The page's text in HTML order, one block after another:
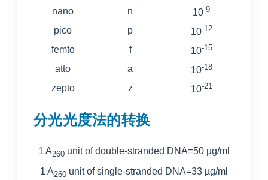
nano n 10-9
pico p 10-12
femto f 10-15
atto a 10-18
zepto z 10-21
分光光度法的转换
1 A260 unit of double-stranded DNA=50 µg/ml
1 A260 unit of single-stranded DNA=33 µg/ml